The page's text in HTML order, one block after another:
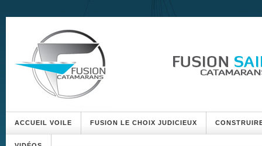
ACCUEIL VOILE FUSION LE CHOIX JUDICIEUX